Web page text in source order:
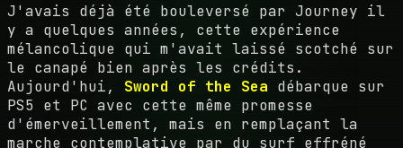
J'avais déjà été bouleversé par Journey il
y a quelques années, cette expérience
mélancolique qui m'avait laissé scotché sur
le canapé bien après les crédits.
Aujourd'hui, Sword of the Sea débarque sur
PS5 et PC avec cette même promesse
d'émerveillement, mais en remplaçant la
marche contemplative par du surf effréné